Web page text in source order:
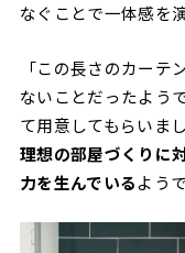
なぐことで一体感を
「この長さのカー
ないことだったよう
て用意してもらいま
理想の部屋づくりに
力を生んでいるようで